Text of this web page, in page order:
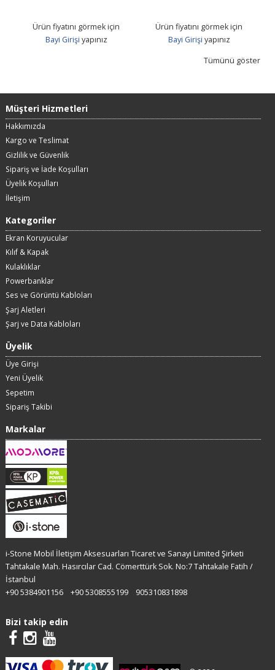
Ürün fiyatını görmek için
Bayi Girişi yapınız
Ürün fiyatını görmek için
Bayi Girişi yapınız
Tümünü göster
Müşteri Hizmetleri
Hakkımızda
Kargo ve Teslimat
Gizlilik ve Güvenlik
Sipariş ve İade Koşulları
Üyelik Koşulları
İletişim
Kategoriler
Ekran Koruyucular
Kılıf & Kapak
Kulaklıklar
Powerbanklar
Ses ve Görüntü Kabloları
Şarj Aletleri
Şarj ve Data Kabloları
Üyelik
Üye Girişi
Yeni Üyelik
Sepetim
Sipariş Takibi
Markalar
i-Stone Mobil İletişim Aksesuarları Ticaret ve Sanayi Limited Şirketi
Tahtakale Mah. Hasırcılar Cad. Cömerttürk Sok. No:7 Tahtakale Fatih /
İstanbul
+90 5384901156
+90 5308555199 905310831898
Bizi takip edin